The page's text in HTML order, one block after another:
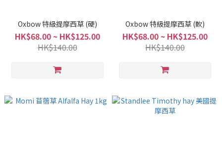
Oxbow 特級提摩西草 (硬)
HK$68.00 ~ HK$125.00
HK$140.00
Oxbow 特級提摩西草 (軟)
HK$68.00 ~ HK$125.00
HK$140.00